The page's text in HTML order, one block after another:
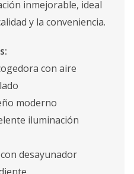
inmejorable, ideal
y la conveniencia.
con aire
moderno
iluminación
desayunador